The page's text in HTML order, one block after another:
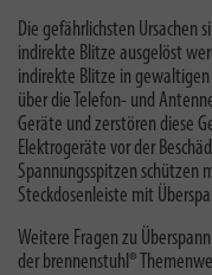
Die gefährlichsten Ursachen
indirekte Blitze ausgelöst
indirekte Blitze in
über die Telefon- und
Geräte und zerstören diese
Elektrogeräte vor der
Spannungsspitzen schützen
Steckdosenleiste mit
Weitere Fragen zu
der brennenstuhl®